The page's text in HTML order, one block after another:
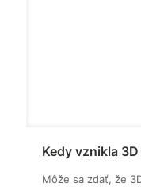
Kedy vznikla
Môže sa zdať, že